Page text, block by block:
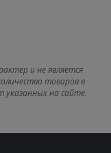
и не является
товаров в
указанных на сайте.